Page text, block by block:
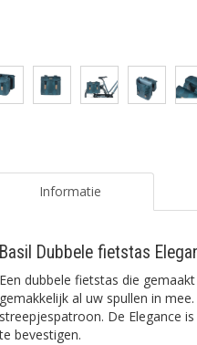
Informatie
Basil Dubbele fietstas
Een dubbele fietstas die
gemakkelijk al uw spullen in
streepjespatroon. De Elegance
te bevestigen.